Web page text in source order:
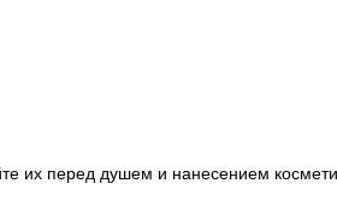
их перед душем и нанесением